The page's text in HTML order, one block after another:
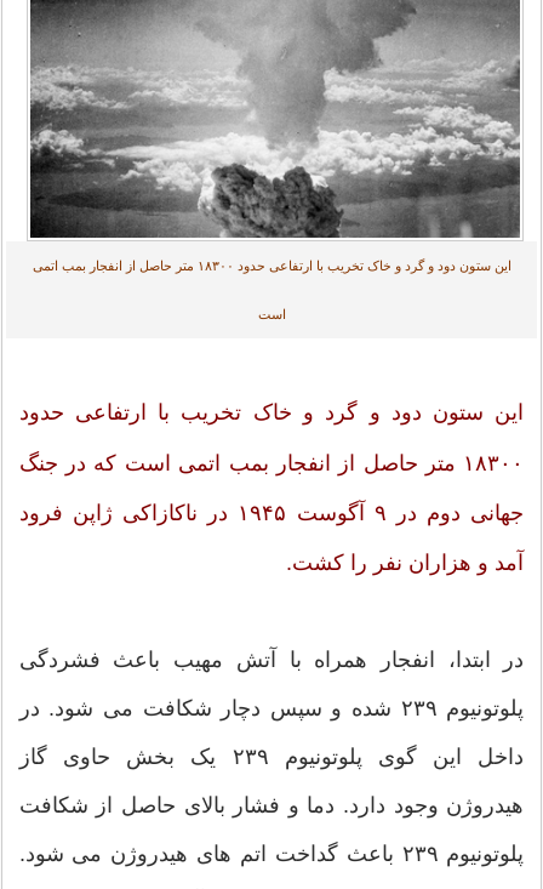
این ستون دود و گرد و خاک تخریب با ارتفاعی حدود ۱۸۳۰۰ متر حاصل از انفجار بمب اتمی
است
این ستون دود و گرد و خاک تخریب با ارتفاعی حدود
۱۸۳۰۰ متر حاصل از انفجار بمب اتمی است که در جنگ
جهانی دوم در ۹ آگوست ۱۹۴۵ در ناکازاکی ژاپن فرود
آمد و هزاران نفر را کشت.
در ابتدا، انفجار همراه با آتش مهیب باعث فشردگی
پلوتونیوم ۲۳۹ شده و سپس دچار شکافت می شود. در
داخل این گوی پلوتونیوم ۲۳۹ یک بخش حاوی گاز
هیدروژن وجود دارد. دما و فشار بالای حاصل از شکافت
پلوتونیوم ۲۳۹ باعث گداخت اتم های هیدروژن می شود.